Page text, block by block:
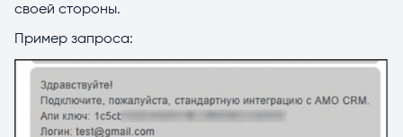
своей стороны.
Пример запроса: